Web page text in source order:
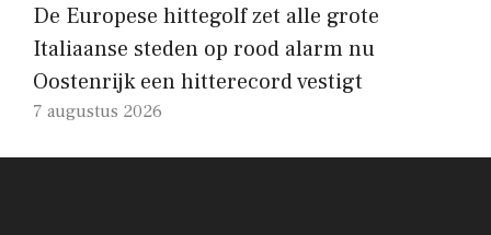
De Europese hittegolf zet alle grote
Italiaanse steden op rood alarm nu
Oostenrijk een hitterecord vestigt
7 augustus 2026